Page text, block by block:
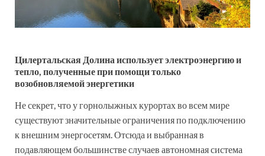
Цилертальская Долина использует электроэнергию и
тепло, полученные при помощи только
возобновляемой энергетики
Не секрет, что у горнолыжных курортах во всем мире
существуют значительные ограничения по подключению
к внешним энергосетям. Отсюда и выбранная в
подавляющем большинстве случаев автономная система